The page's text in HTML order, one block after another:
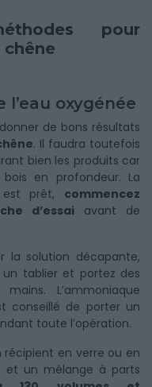
pour
l’eau oxygénée
de bons résultats
. Il faudra toutefois
bien les produits car
en profondeur. La
prêt, commencez
d’essai avant de
la solution décapante,
tablier et portez des
L’ammoniaque
conseillé de porter un
toute l’opération.
récipient en verre ou en
et un mélange à parts